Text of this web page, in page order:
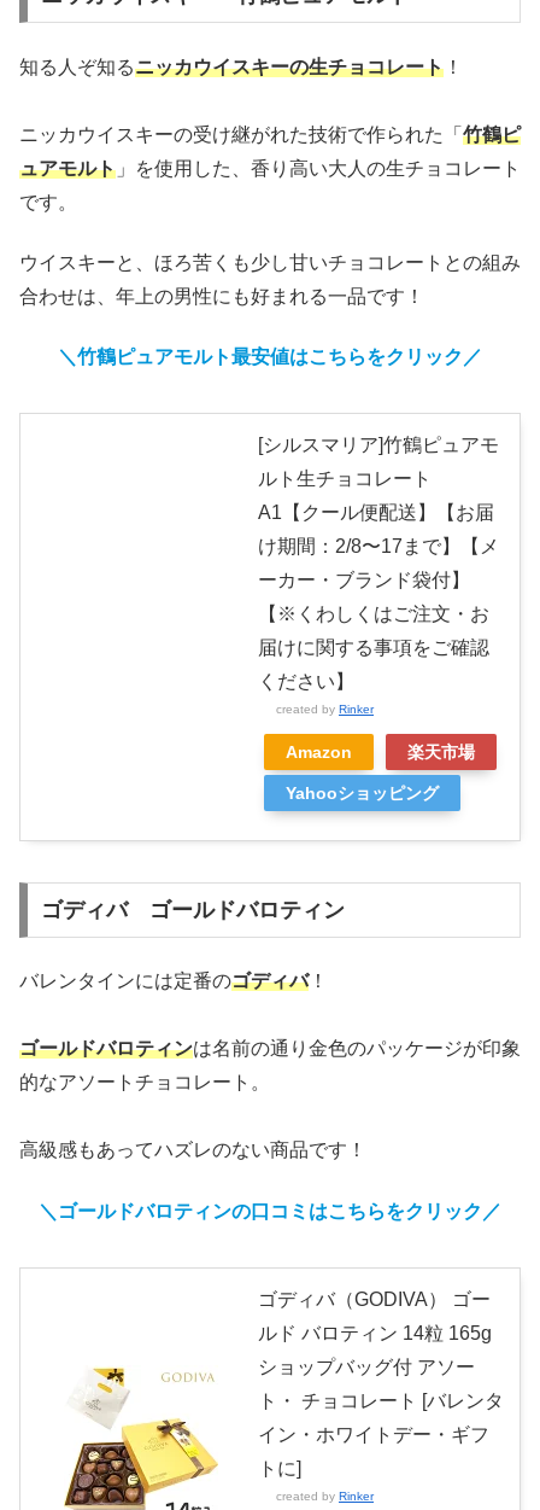
知る人ぞ知るニッカウイスキーの生チョコレート ！
ニッカウイスキーの受け継がれた技術で作られた「 竹鶴ピ
ュアモルト 」を使用した、香り高い大人の生チョコレート
です。
ウイスキーと、ほろ苦くも少し甘いチョコレートとの組み
合わせは、年上の男性にも好まれる一品です！
＼竹鶴ピュアモルト最安値はこちらをクリック／
[シルスマリア]竹鶴ピュアモ
ルト生チョコレート
A1【クール便配送】【お届
け期間：2/8〜17まで】【メ
ーカー・ブランド袋付】
【※くわしくはご注文・お
届けに関する事項をご確認
ください】
created by Rinker
Amazon 楽天市場
Yahooショッピング
ゴディバ ゴールドバロティン
バレンタインには定番のゴディバ！
ゴールドバロティンは名前の通り金色のパッケージが印象
的なアソートチョコレート。
高級感もあってハズレのない商品です！
＼ゴールドバロティンの口コミはこちらをクリック／
ゴディバ（GODIVA） ゴー
ルド バロティン 14粒 165g
ショップバッグ付 アソー
ト・ チョコレート [バレンタ
イン・ホワイトデー・ギフ
トに]
created by Rinker